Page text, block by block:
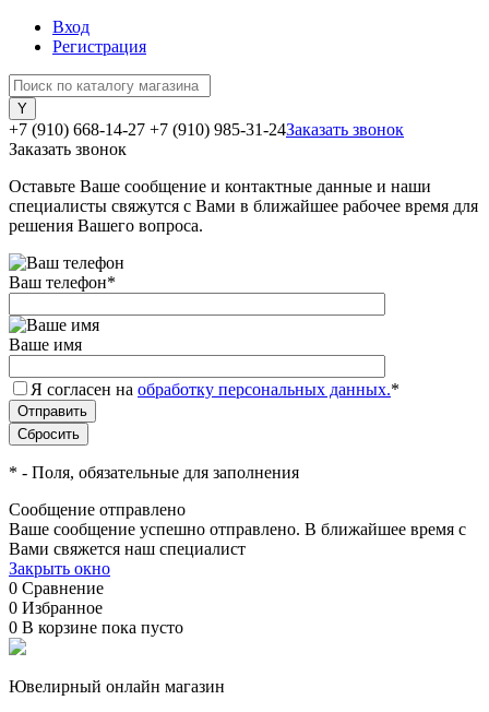
Вход
Регистрация
+7 (910) 668-14-27 +7 (910) 985-31-24Заказать звонок
Заказать звонок
Оставьте Ваше сообщение и контактные данные и наши
специалисты свяжутся с Вами в ближайшее рабочее время для
решения Вашего вопроса.
Ваш телефон*
Ваше имя
Я согласен на обработку персональных данных.*
* - Поля, обязательные для заполнения
Сообщение отправлено
Ваше сообщение успешно отправлено. В ближайшее время с
Вами свяжется наш специалист
Закрыть окно
0 Сравнение
0 Избранное
0 В корзине пока пусто
Ювелирный онлайн магазин